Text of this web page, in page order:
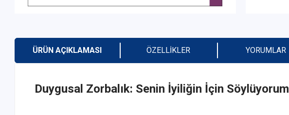
ÜRÜN AÇIKLAMASI ÖZELLIKLER YORUMLAR
Duygusal Zorbalık: Senin İyiliğin İçin Söylüyorum